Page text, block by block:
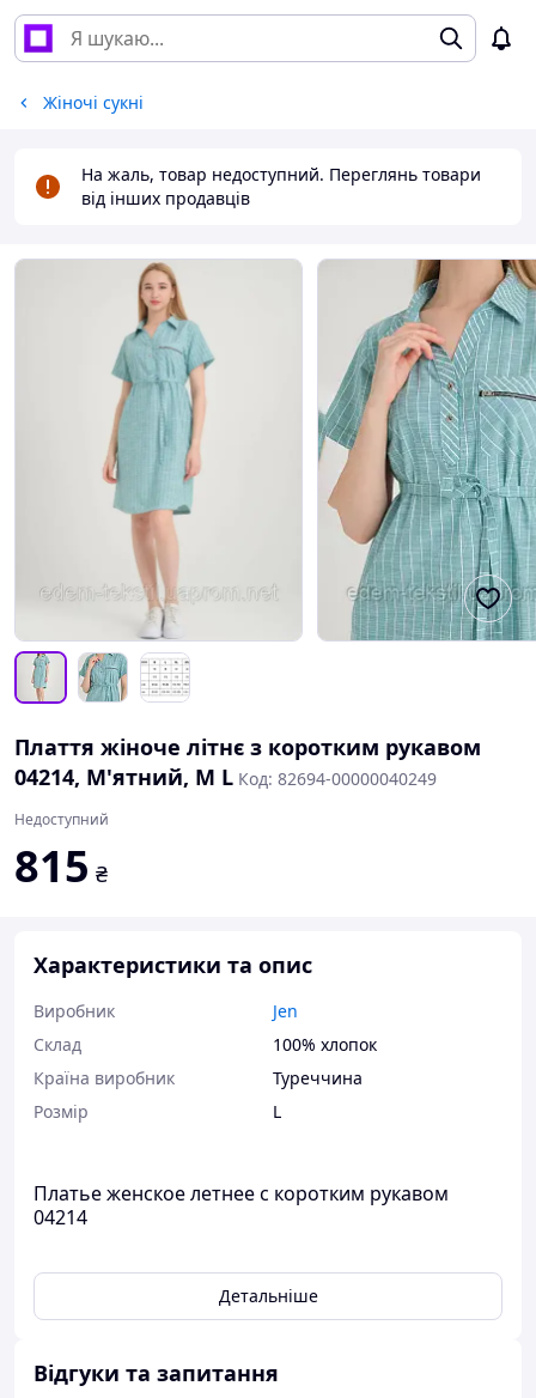
Жіночі сукні
На жаль, товар недоступний. Переглянь товари
від інших продавців
Плаття жіноче літнє з коротким рукавом
04214, М'ятний, M L Код: 82694-00000040249
Недоступний
815 ₴
Характеристики та опис
Виробник
Jen
Склад
100% хлопок
Країна виробник
Туреччина
Розмір
L
Платье женское летнее с коротким рукавом
04214
Детальніше
Відгуки та запитання